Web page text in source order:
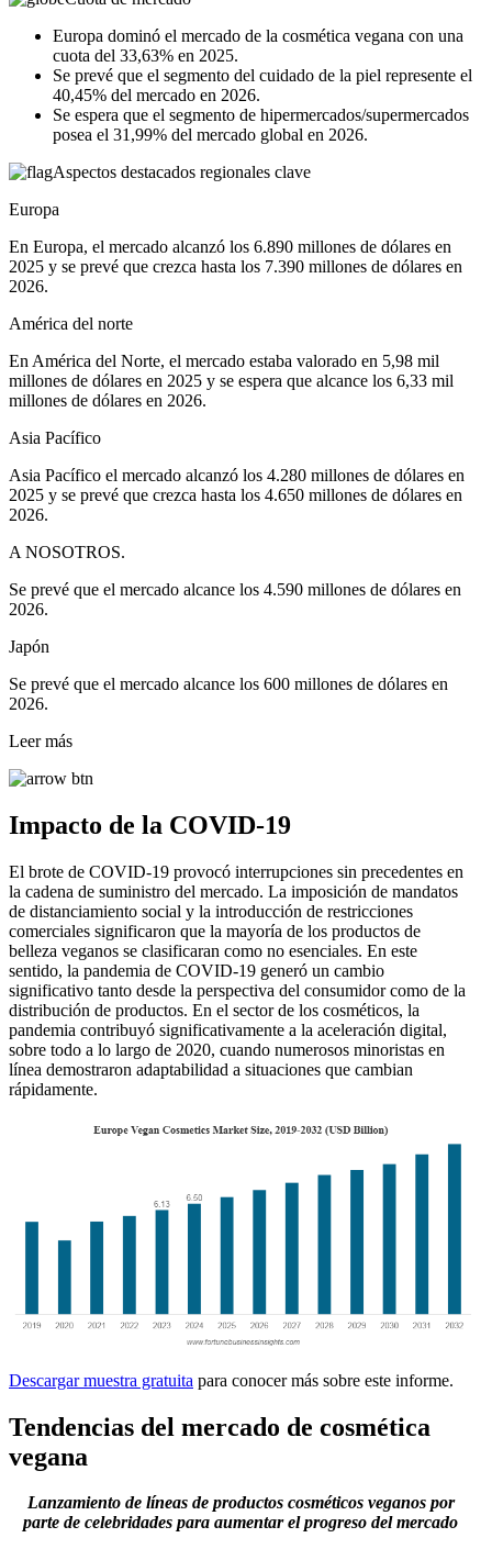
Europa dominó el mercado de la cosmética vegana con una
cuota del 33,63% en 2025.
Se prevé que el segmento del cuidado de la piel represente el
40,45% del mercado en 2026.
Se espera que el segmento de hipermercados/supermercados
posea el 31,99% del mercado global en 2026.
Aspectos destacados regionales clave
Europa
En Europa, el mercado alcanzó los 6.890 millones de dólares en
2025 y se prevé que crezca hasta los 7.390 millones de dólares en
2026.
América del norte
En América del Norte, el mercado estaba valorado en 5,98 mil
millones de dólares en 2025 y se espera que alcance los 6,33 mil
millones de dólares en 2026.
Asia Pacífico
Asia Pacífico el mercado alcanzó los 4.280 millones de dólares en
2025 y se prevé que crezca hasta los 4.650 millones de dólares en
2026.
A NOSOTROS.
Se prevé que el mercado alcance los 4.590 millones de dólares en
2026.
Japón
Se prevé que el mercado alcance los 600 millones de dólares en
2026.
Leer más
Impacto de la COVID-19
El brote de COVID-19 provocó interrupciones sin precedentes en
la cadena de suministro del mercado. La imposición de mandatos
de distanciamiento social y la introducción de restricciones
comerciales significaron que la mayoría de los productos de
belleza veganos se clasificaran como no esenciales. En este
sentido, la pandemia de COVID-19 generó un cambio
significativo tanto desde la perspectiva del consumidor como de la
distribución de productos. En el sector de los cosméticos, la
pandemia contribuyó significativamente a la aceleración digital,
sobre todo a lo largo de 2020, cuando numerosos minoristas en
línea demostraron adaptabilidad a situaciones que cambian
rápidamente.
Descargar muestra gratuita para conocer más sobre este informe.
Tendencias del mercado de cosmética
vegana
Lanzamiento de líneas de productos cosméticos veganos por
parte de celebridades para aumentar el progreso del mercado